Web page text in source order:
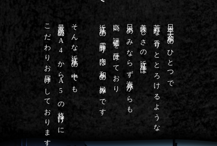
日本三大和牛のひとつで
芳醇な香りととろけるような
美味しさの近江牛は
日本のみならず海外からも
高い評価を受けており
近江牛の霜降り肉は和牛の極みです
そんな近江牛の中でも
最高級のA4からA5の格付けに
こだわりお届けしております